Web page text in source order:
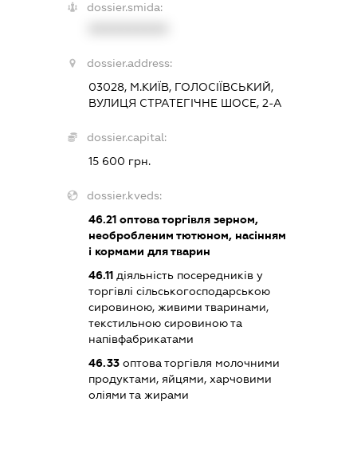
dossier.smida:
dossier.address:
03028, М.КИЇВ, ГОЛОСІЇВСЬКИЙ,
ВУЛИЦЯ СТРАТЕГІЧНЕ ШОСЕ, 2-А
dossier.capital:
15 600 грн.
dossier.kveds:
46.21 оптова торгівля зерном,
необробленим тютюном, насінням
і кормами для тварин
46.11 діяльність посередників у
торгівлі сільськогосподарською
сировиною, живими тваринами,
текстильною сировиною та
напівфабрикатами
46.33 оптова торгівля молочними
продуктами, яйцями, харчовими
оліями та жирами